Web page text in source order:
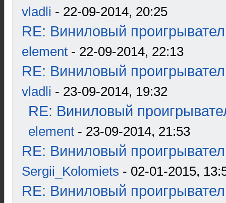
vladli - 22-09-2014, 20:25
RE: Виниловый
element - 22-09-2014, 22:13
RE: Виниловый
vladli - 23-09-2014, 19:32
RE: Виниловый
element - 23-09-2014, 21:53
RE: Виниловый
Sergii_Kolomiets - 02-01-2015,
RE: Виниловый